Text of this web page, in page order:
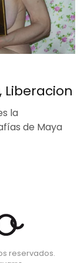
Liberacion
la
de Maya
reservados.